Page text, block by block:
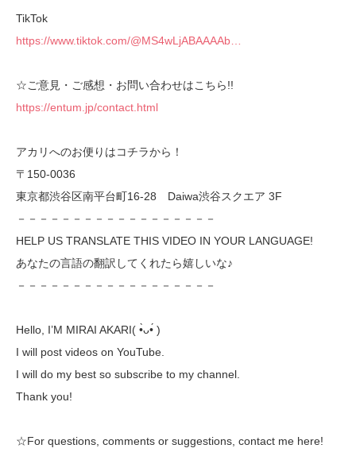
TikTok
https://www.tiktok.com/@MS4wLjABAAAAb…
☆ご意見・ご感想・お問い合わせはこちら!!
https://entum.jp/contact.html
アカリへのお便りはコチラから！
〒150-0036
東京都渋谷区南平台町16-28 Daiwa渋谷スクエア 3F
－－－－－－－－－－－－－－－－－－
HELP US TRANSLATE THIS VIDEO IN YOUR LANGUAGE!
あなたの言語の翻訳してくれたら嬉しいな♪
－－－－－－－－－－－－－－－－－－
Hello, I’M MIRAI AKARI( •̀ᴗ•́ )ゞ
I will post videos on YouTube.
I will do my best so subscribe to my channel.
Thank you!
☆For questions, comments or suggestions, contact me here!